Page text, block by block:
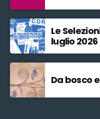
Le
luglio 2026
Da bosco